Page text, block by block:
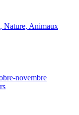
Nature, Animaux
novembre